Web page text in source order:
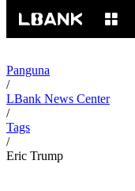
Panguna
/
LBank News Center
/
Tags
/
Eric Trump